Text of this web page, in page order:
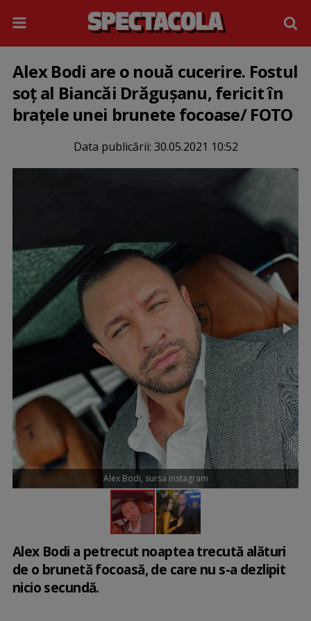
Alex Bodi are o nouă cucerire. Fostul
soț al Biancăi Drăgușanu, fericit în
brațele unei brunete focoase/ FOTO
Data publicării: 30.05.2021 10:52
Alex Bodi, sursa instagram
Alex Bodi a petrecut noaptea trecută alături
de o brunetă focoasă, de care nu s-a dezlipit
nicio secundă.